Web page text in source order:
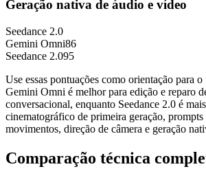
Geração nativa de áudio e vídeo
Seedance 2.0
Gemini Omni86
Seedance 2.095
Use essas pontuações como orientação para
Gemini Omni é melhor para edição e reparo
conversacional, enquanto Seedance 2.0 é
cinematográfico de primeira geração,
movimentos, direção de câmera e geração
Comparação técnica